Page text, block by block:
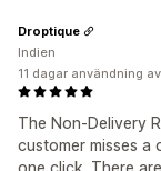
The Non-Delivery
customer misses a
Droptique
Indien
11 dagar användning